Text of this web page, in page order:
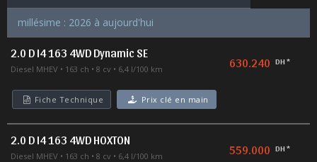
millésime : 2026 à aujourd'hui
2.0 D I4 163 4WD Dynamic SE
Diesel MHEV 163 ch 8 cv 6,4 l/100 km 630.240 DH *
Fiche Technique Prix clé en main
2.0 D I4 163 4WD HOXTON
Diesel MHEV 163 ch 8 cv 6,4 l/100 km 559.000 DH *